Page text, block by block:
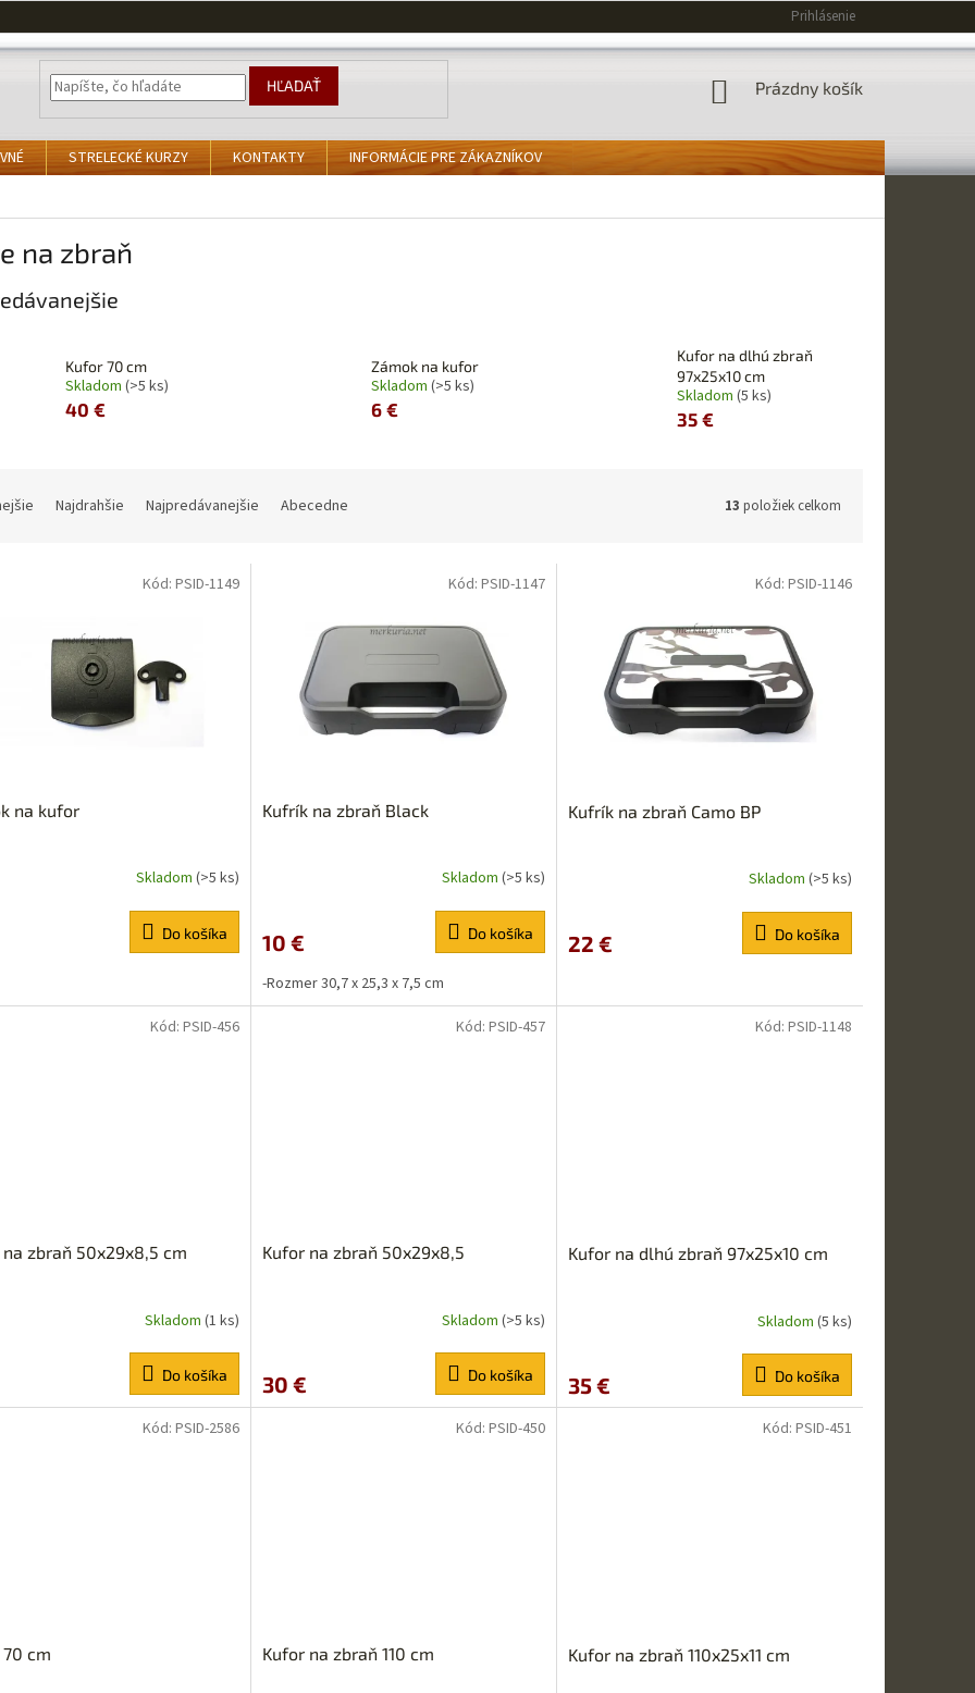
Prihlásenie
HĽADAŤ
NÁKUPNÝ
Prázdny košík
STRELECKÉ KURZY KONTAKTY
INFORMÁCIE PRE ZÁKAZNÍKOV
na zbraň
Kufor 70 cm
Skladom (>5 ks)
40 €
Zámok na kufor
Skladom (>5 ks)
6 €
Kufor na dlhú zbraň
97x25x10 cm
Skladom (5 ks)
35 €
Najdrahšie Najpredávanejšie Abecedne 13 položiek celkom
na kufor
Skladom (>5 ks)
Do košíka
Kód: PSID-1149
Kufrík na zbraň Black
Skladom (>5 ks)
10 € Do košíka
-Rozmer 30,7 x 25,3 x 7,5 cm
Kód: PSID-1147
Kufrík na zbraň Camo BP
Skladom (>5 ks)
22 € Do košíka
Kód: PSID-1146
na zbraň 50x29x8,5 cm
Skladom (1 ks)
Do košíka
Kód: PSID-456
Kufor na zbraň 50x29x8,5
Skladom (>5 ks)
30 € Do košíka
Kód: PSID-457
Kufor na dlhú zbraň 97x25x10 cm
Skladom (5 ks)
35 € Do košíka
Kód: PSID-1148
cm
Kód: PSID-2586
Kufor na zbraň 110 cm
Kód: PSID-450
Kufor na zbraň 110x25x11 cm
Kód: PSID-451